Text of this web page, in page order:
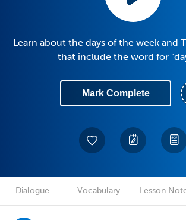
Learn about the days of the week and
that include the word for
Mark Complete
Dialogue Vocabulary Lesson